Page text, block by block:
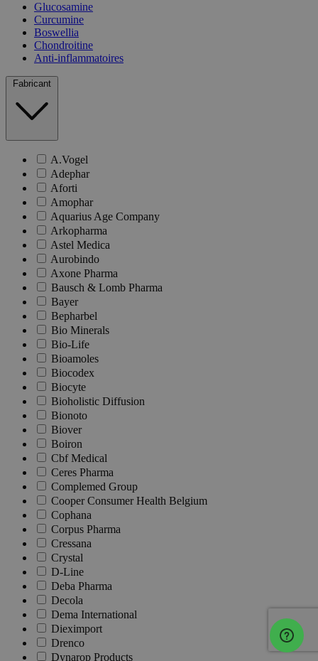
Glucosamine
Curcumine
Boswellia
Chondroitine
Anti-inflammatoires
Fabricant
A.Vogel
Adephar
Aforti
Amophar
Aquarius Age Company
Arkopharma
Astel Medica
Aurobindo
Axone Pharma
Bausch & Lomb Pharma
Bayer
Bepharbel
Bio Minerals
Bio-Life
Bioamoles
Biocodex
Biocyte
Bioholistic Diffusion
Bionoto
Biover
Boiron
Cbf Medical
Ceres Pharma
Complemed Group
Cooper Consumer Health Belgium
Cophana
Corpus Pharma
Cressana
Crystal
D-Line
Deba Pharma
Decola
Dema International
Dieximport
Drenco
Dynarop Products